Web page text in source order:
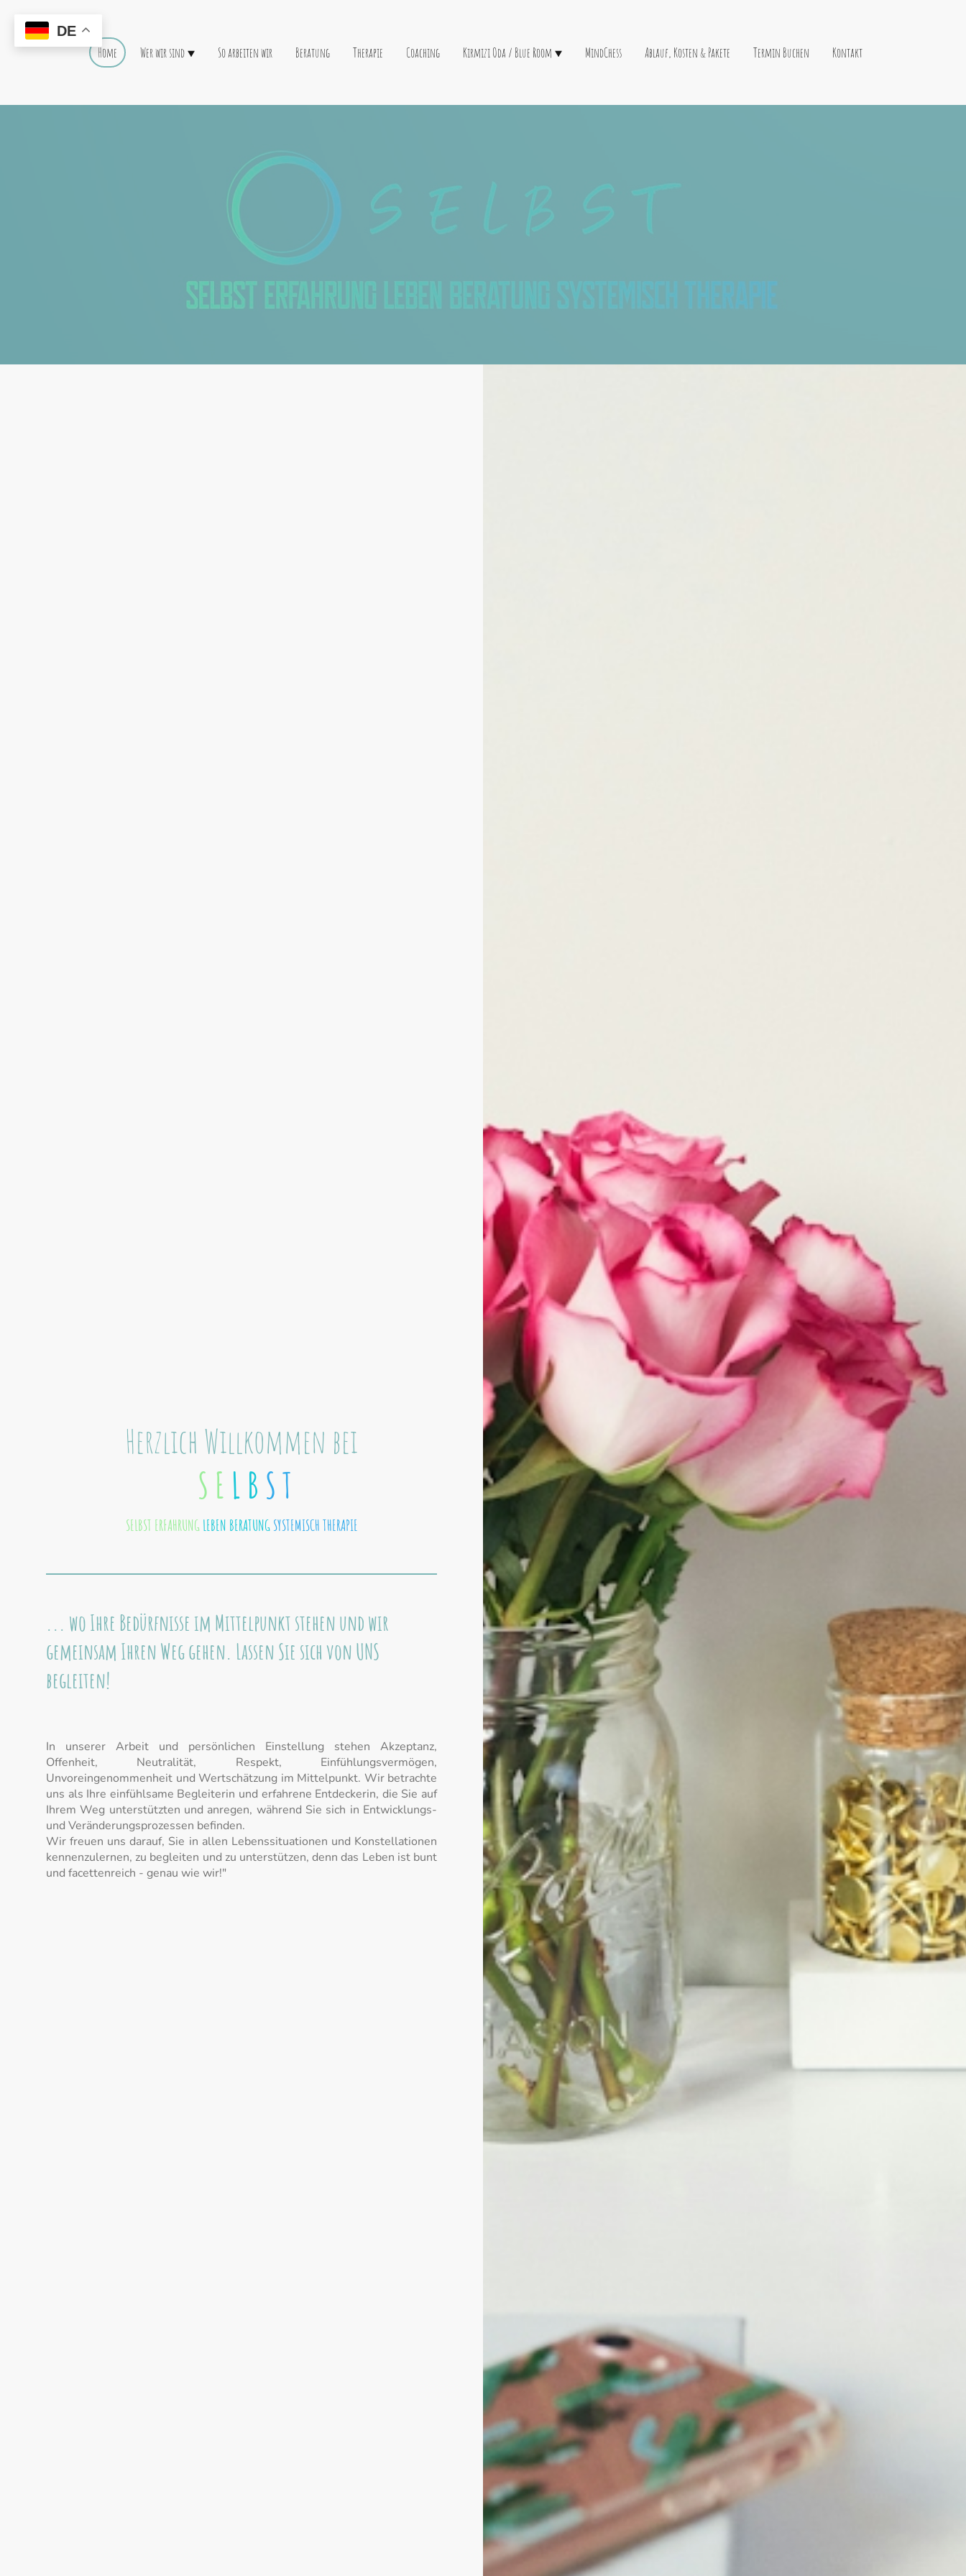
Home Wer wir sind So arbeiten wir Beratung Therapie Coaching Kırmızı Oda / Blue Room MindChess Ablauf, Kosten & Pakete Termin Buchen Kontakt
Herzlich Willkommen bei
S E L B S T
SELBST ERFAHRUNGLEBEN BERATUNGSYSTEMISCH THERAPIE
... wo Ihre Bedürfnisse im Mittelpunkt stehen und wir
gemeinsam Ihren Weg gehen. Lassen Sie sich von UNS
begleiten!
In unserer Arbeit und persönlichen Einstellung stehen Akzeptanz,
Offenheit, Neutralität, Respekt, Einfühlungsvermögen,
Unvoreingenommenheit und Wertschätzung im Mittelpunkt. Wir betrachte
uns als Ihre einfühlsame Begleiterin und erfahrene Entdeckerin, die Sie auf
Ihrem Weg unterstützten und anregen, während Sie sich in Entwicklungs-
und Veränderungsprozessen befinden.
Wir freuen uns darauf, Sie in allen Lebenssituationen und Konstellationen
kennenzulernen, zu begleiten und zu unterstützen, denn das Leben ist bunt
und facettenreich - genau wie wir!"
DE